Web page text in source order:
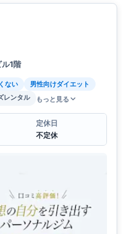
1階
ない
男性向けダイエット
レンタル もっと見る
定休日
不定休